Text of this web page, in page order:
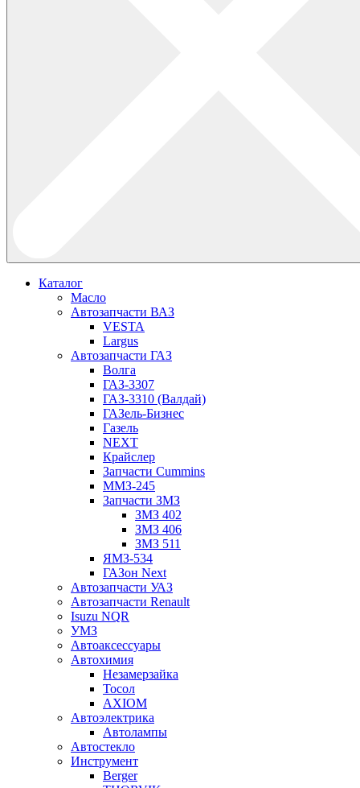
Каталог
Масло
Автозапчасти ВАЗ
VESTA
Largus
Автозапчасти ГАЗ
Волга
ГАЗ-3307
ГАЗ-3310 (Валдай)
ГАЗель-Бизнес
Газель
NEXT
Крайслер
Запчасти Cummins
ММЗ-245
Запчасти ЗМЗ
ЗМЗ 402
ЗМЗ 406
ЗМЗ 511
ЯМЗ-534
ГАЗон Next
Автозапчасти УАЗ
Автозапчасти Renault
Isuzu NQR
УМЗ
Автоаксессуары
Автохимия
Незамерзайка
Тосол
AXIOM
Автоэлектрика
Автолампы
Автостекло
Инструмент
Berger